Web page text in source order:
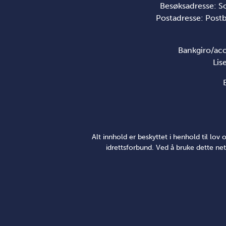
Besøksadresse:
Postadresse:
Bankgiro/
Alt innhold er beskyttet i henhold til lov
idrettsforbund. Ved å bruke dette